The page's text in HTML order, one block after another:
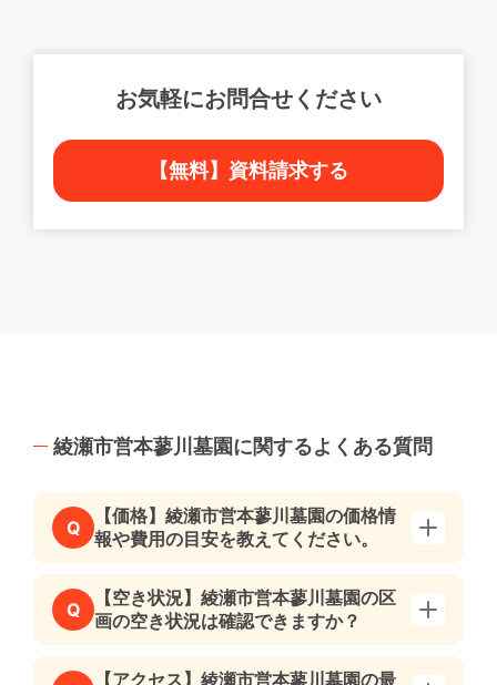
お気軽にお問合せください
【無料】資料請求する
綾瀬市営本蓼川墓園に関するよくある質問
Q
【価格】綾瀬市営本蓼川墓園の価格情
報や費用の目安を教えてください。
Q
【空き状況】綾瀬市営本蓼川墓園の区
画の空き状況は確認できますか？
【アクセス】綾瀬市営本蓼川墓園の最